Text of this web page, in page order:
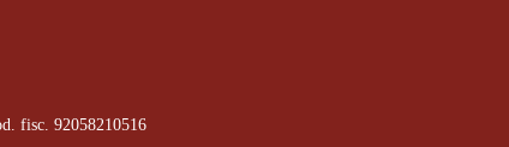
fisc. 92058210516